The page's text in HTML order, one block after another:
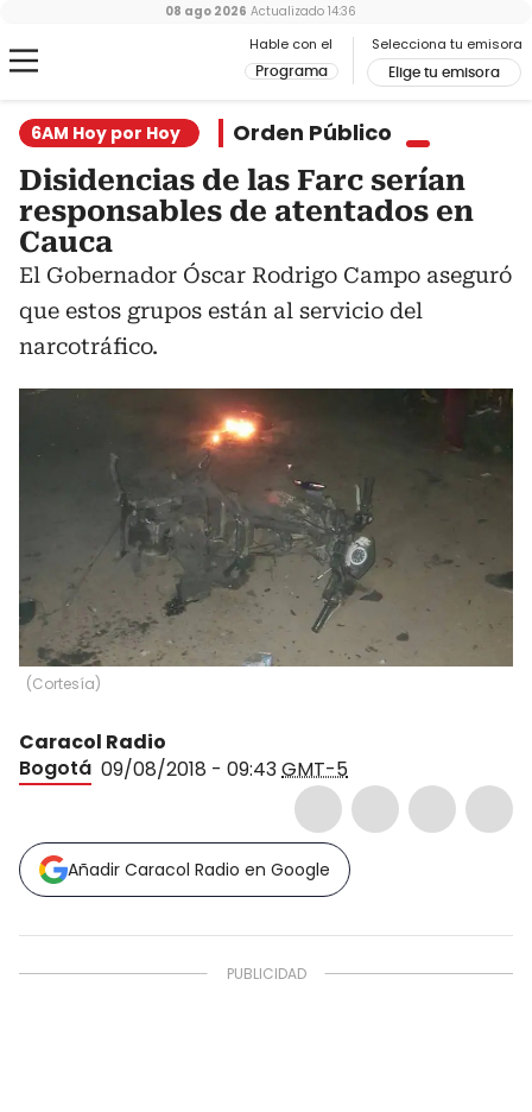
Hable con el
Programa
Selecciona tu emisora
Elige tu emisora
08 ago 2026 Actualizado 14:36
6AM Hoy por Hoy Orden Público
Disidencias de las Farc serían
responsables de atentados en
Cauca
El Gobernador Óscar Rodrigo Campo aseguró
que estos grupos están al servicio del
narcotráfico.
(Cortesía)
Caracol Radio
Bogotá 09/08/2018 - 09:43GMT-5
Añadir Caracol Radio en Google